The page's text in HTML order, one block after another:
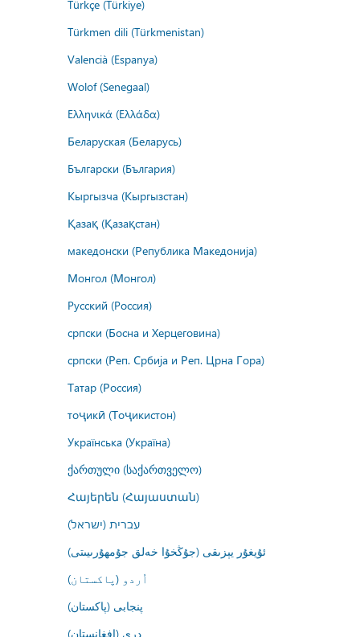
Türkçe (Türkiye)
Türkmen dili (Türkmenistan)
Valencià (Espanya)
Wolof (Senegaal)
Ελληνικά (Ελλάδα)
Беларуская (Беларусь)
Български (България)
Кыргызча (Кыргызстан)
Қазақ (Қазақстан)
македонски (Република Македонија)
Монгол (Монгол)
Русский (Россия)
српски (Босна и Херцеговина)
српски (Реп. Србија и Реп. Црна Гора)
Татар (Россия)
тоҷикӣ (Тоҷикистон)
Українська (Україна)
ქართული (საქართველო)
Հայերեն (Հայաստան)
עברית (ישראל)
ئۇيغۇر يېزىقى (جۇڭخۇا خەلق جۇمھۇرىيىتى)
اُردو (پاکستان)
پنجابی (پاکستان)
درى (افغانستان)